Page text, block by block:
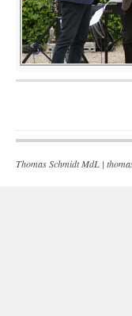
Thomas Schmidt MdL |